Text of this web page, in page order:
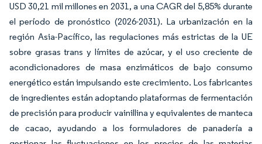
USD 30,21 mil millones en 2031, a una CAGR del 5,85% durante
el período de pronóstico (2026-2031). La urbanización en la
región Asia-Pacífico, las regulaciones más estrictas de la UE
sobre grasas trans y límites de azúcar, y el uso creciente de
acondicionadores de masa enzimáticos de bajo consumo
energético están impulsando este crecimiento. Los fabricantes
de ingredientes están adoptando plataformas de fermentación
de precisión para producir vainillina y equivalentes de manteca
de cacao, ayudando a los formuladores de panadería a